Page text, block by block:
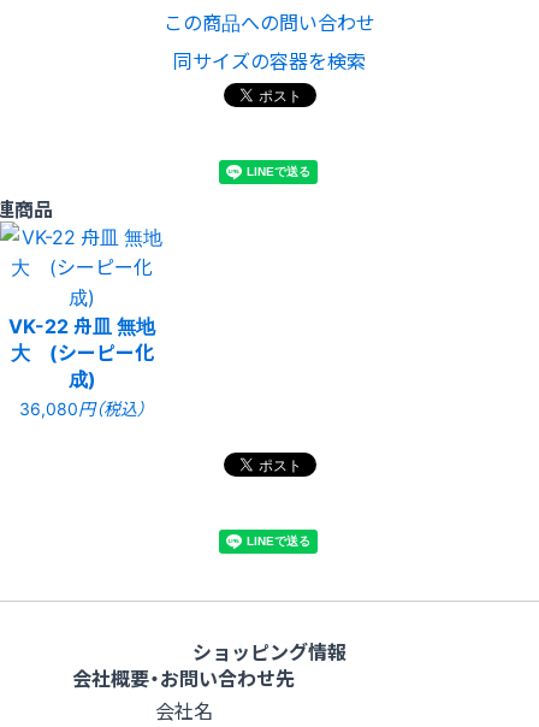
この商品への問い合わせ
同サイズの容器を検索
商品
VK-22 舟皿 無地
大 (シーピー化
成)
36,080円（税込）
ショッピング情報
会社概要・お問い合わせ先
会社名